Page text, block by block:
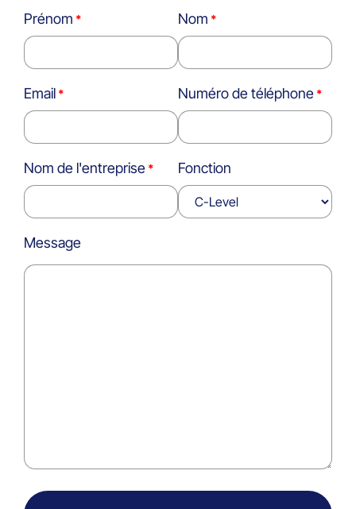
Prénom Nom
Email Numéro de téléphone
Nom de l'entreprise Fonction
Message